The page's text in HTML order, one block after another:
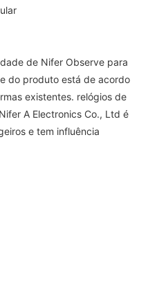
de Nifer Observe para
do produto está de acordo
existentes. relógios de
A Electronics Co., Ltd é
e tem influência